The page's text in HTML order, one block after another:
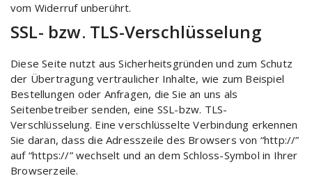
vom Widerruf unberührt.
SSL- bzw. TLS-Verschlüsselung
Diese Seite nutzt aus Sicherheitsgründen und zum Schutz
der Übertragung vertraulicher Inhalte, wie zum Beispiel
Bestellungen oder Anfragen, die Sie an uns als
Seitenbetreiber senden, eine SSL-bzw. TLS-
Verschlüsselung. Eine verschlüsselte Verbindung erkennen
Sie daran, dass die Adresszeile des Browsers von “http://”
auf “https://” wechselt und an dem Schloss-Symbol in Ihrer
Browserzeile.